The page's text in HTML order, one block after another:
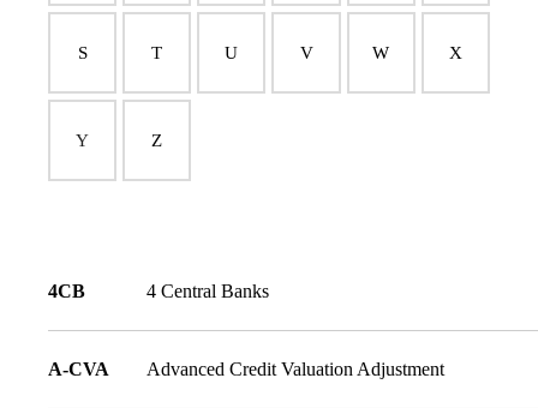
S T U V W X
Y Z
4CB 4 Central Banks
A-CVA Advanced Credit Valuation Adjustment